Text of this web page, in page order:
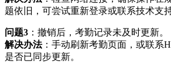
题依旧，可尝试重新登录或联系技术支持
问题3 ：撤销后，考勤记录未及时更新。
解决办法：手动刷新考勤页面，或联系
是否已同步更新。